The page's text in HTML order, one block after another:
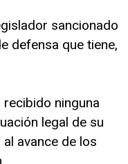
sancionado
defensa que tiene,
ninguna
legal de su
avance de los